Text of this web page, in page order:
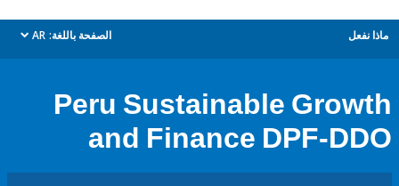
الصفحة باللغة: AR
dropdown
Peru Sustainable
and Finance DPF-